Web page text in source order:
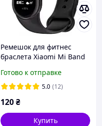
Ремешок для фитнес
браслета Xiaomi Mi Band
Готово к отправке
5.0 (12)
120₴
Купить